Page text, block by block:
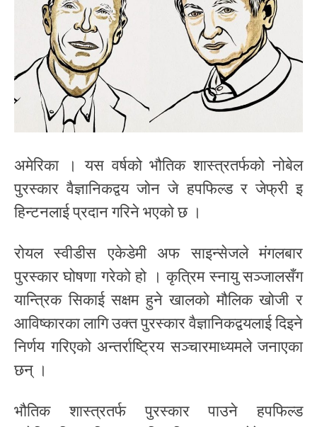
अमेरिका । यस वर्षको भौतिक शास्त्रतर्फको नोबेल
पुरस्कार वैज्ञानिकद्वय जोन जे हपफिल्ड र जेफ्री इ
हिन्टनलाई प्रदान गरिने भएको छ ।
रोयल स्वीडीस एकेडेमी अफ साइन्सेजले मंगलबार
पुरस्कार घोषणा गरेको हो । कृत्रिम स्नायु सञ्जालसँग
यान्त्रिक सिकाई सक्षम हुने खालको मौलिक खोजी र
आविष्कारका लागि उक्त पुरस्कार वैज्ञानिकद्वयलाई दिइने
निर्णय गरिएको अन्तर्राष्ट्रिय सञ्चारमाध्यमले जनाएका
छन् ।
भौतिक शास्त्रतर्फ पुरस्कार पाउने हपफिल्ड